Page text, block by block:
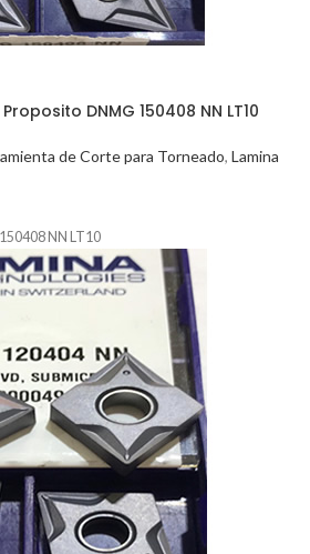
DNMG 150408 NN LT10
de Corte para Torneado, Lamina
NN LT10